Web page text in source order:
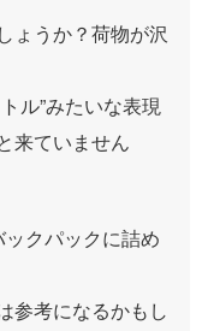
ょうか？荷物が沢
ル”みたいな表現
来ていません
クパックに詰め
参考になるかもし